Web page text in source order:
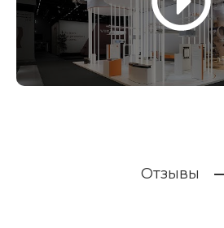
Отзывы